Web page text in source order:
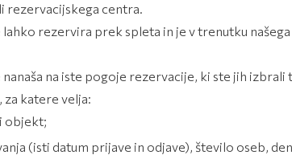
rezervacijskega centra.
lahko rezervira prek spleta in je v trenutku
na iste pogoje rezervacije, ki ste jih izbrali
za katere velja:
objekt;
(isti datum prijave in odjave), število oseb,